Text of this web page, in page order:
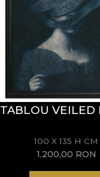
TABLOU VEILED
100 X 135 H CM
1.200,00 RON